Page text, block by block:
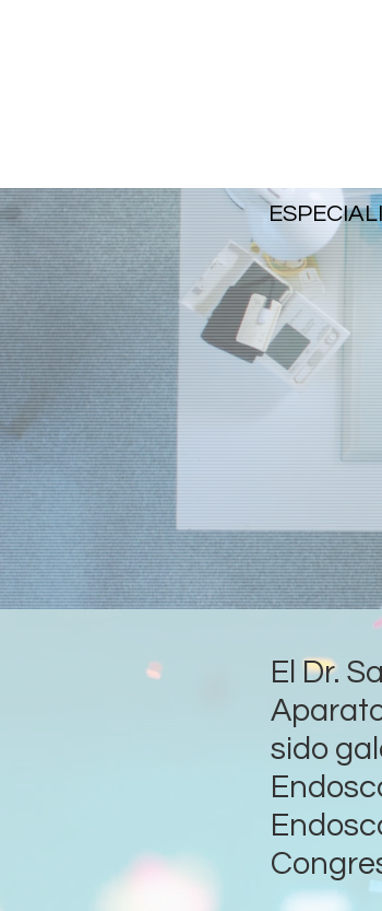
El Dr.
sido